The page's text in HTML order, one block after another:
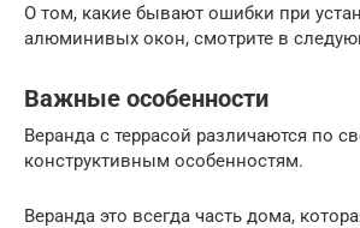
О том, какие бывают ошибки при
алюминивых окон, смотрите в
Важные особенности
Веранда с террасой различаются по
конструктивным особенностям.
Веранда это всегда часть дома,